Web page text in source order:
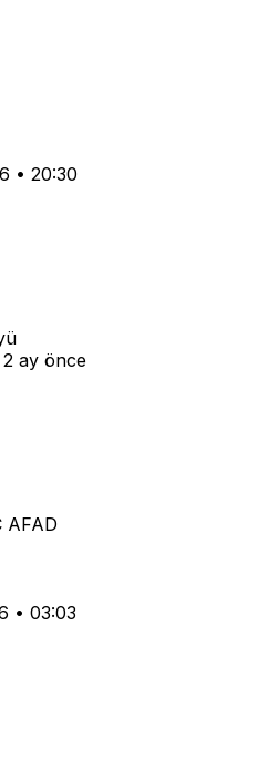
• 20:30
2 ay önce
AFAD
• 03:03